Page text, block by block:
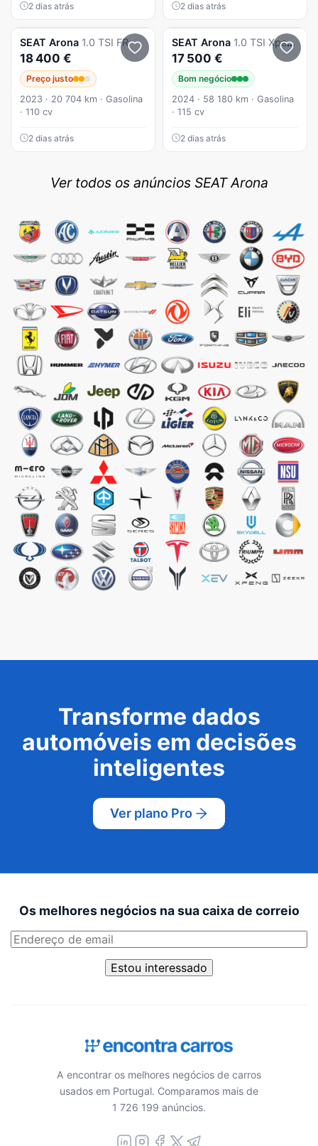
2 dias atrás 2 dias atrás
SEAT Arona 1.0 TSI FR
18 400 €
Preço justo
2023 · 20 704 km · Gasolina
· 110 cv
2 dias atrás
SEAT Arona 1.0 TSI Xperience DSG
17 500 €
Bom negócio
2024 · 58 180 km · Gasolina
· 115 cv
2 dias atrás
Ver todos os anúncios SEAT Arona
Transforme dados
automóveis em decisões
inteligentes
Ver plano Pro
Os melhores negócios na sua caixa de correio
Estou interessado
A encontrar os melhores negócios de carros
usados em Portugal. Comparamos mais de
1 726 199 anúncios.